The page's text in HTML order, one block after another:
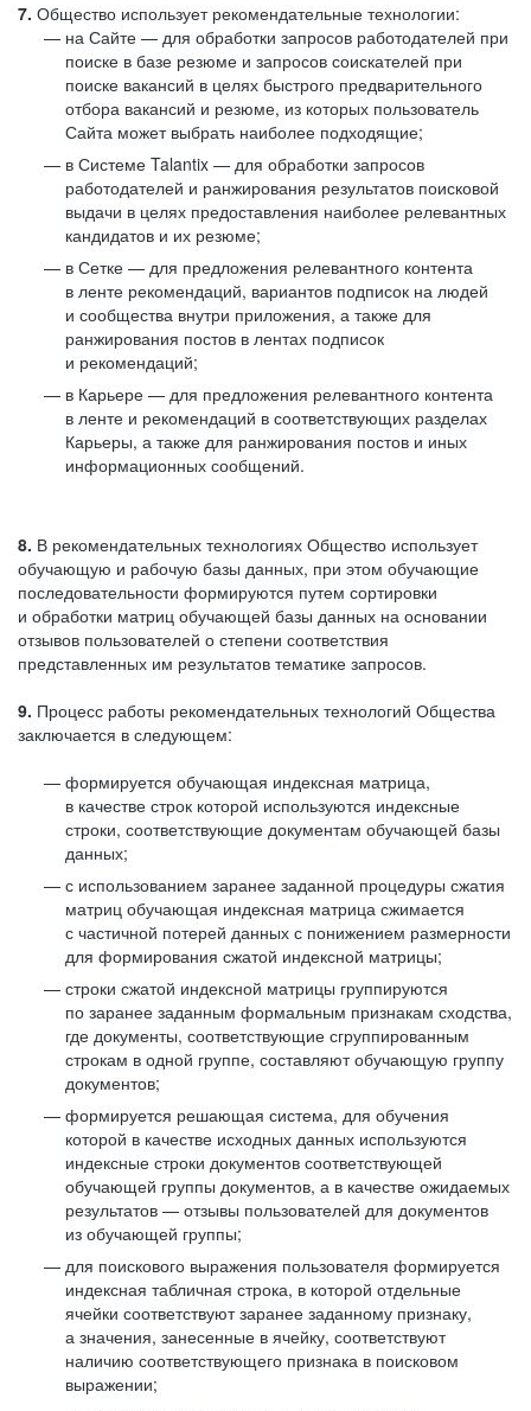
7. Общество использует рекомендательные технологии:
на Сайте — для обработки запросов работодателей при
поиске в базе резюме и запросов соискателей при
поиске вакансий в целях быстрого предварительного
отбора вакансий и резюме, из которых пользователь
Сайта может выбрать наиболее подходящие;
в Системе Talantix — для обработки запросов
работодателей и ранжирования результатов поисковой
выдачи в целях предоставления наиболее релевантных
кандидатов и их резюме;
в Сетке — для предложения релевантного контента
в ленте рекомендаций, вариантов подписок на людей
и сообщества внутри приложения, а также для
ранжирования постов в лентах подписок
и рекомендаций;
в Карьере — для предложения релевантного контента
в ленте и рекомендаций в соответствующих разделах
Карьеры, а также для ранжирования постов и иных
информационных сообщений.
8. В рекомендательных технологиях Общество использует
обучающую и рабочую базы данных, при этом обучающие
последовательности формируются путем сортировки
и обработки матриц обучающей базы данных на основании
отзывов пользователей о степени соответствия
представленных им результатов тематике запросов.
9. Процесс работы рекомендательных технологий Общества
заключается в следующем:
формируется обучающая индексная матрица,
в качестве строк которой используются индексные
строки, соответствующие документам обучающей базы
данных;
с использованием заранее заданной процедуры сжатия
матриц обучающая индексная матрица сжимается
с частичной потерей данных с понижением размерности
для формирования сжатой индексной матрицы;
строки сжатой индексной матрицы группируются
по заранее заданным формальным признакам сходства,
где документы, соответствующие сгруппированным
строкам в одной группе, составляют обучающую группу
документов;
формируется решающая система, для обучения
которой в качестве исходных данных используются
индексные строки документов соответствующей
обучающей группы документов, а в качестве ожидаемых
результатов — отзывы пользователей для документов
из обучающей группы;
для поискового выражения пользователя формируется
индексная табличная строка, в которой отдельные
ячейки соответствуют заранее заданному признаку,
а значения, занесенные в ячейку, соответствуют
наличию соответствующего признака в поисковом
выражении;